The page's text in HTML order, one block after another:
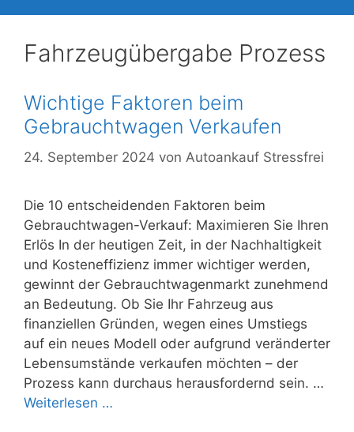
Fahrzeugübergabe Prozess
Wichtige Faktoren beim
Gebrauchtwagen Verkaufen
24. September 2024 von Autoankauf Stressfrei
Die 10 entscheidenden Faktoren beim
Gebrauchtwagen-Verkauf: Maximieren Sie Ihren
Erlös In der heutigen Zeit, in der Nachhaltigkeit
und Kosteneffizienz immer wichtiger werden,
gewinnt der Gebrauchtwagenmarkt zunehmend
an Bedeutung. Ob Sie Ihr Fahrzeug aus
finanziellen Gründen, wegen eines Umstiegs
auf ein neues Modell oder aufgrund veränderter
Lebensumstände verkaufen möchten – der
Prozess kann durchaus herausfordernd sein. …
Weiterlesen …